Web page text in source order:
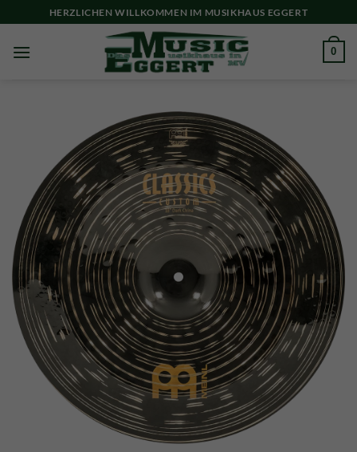
to
content
HERZLICHEN WILLKOMMEN IM MUSIKHAUS EGGERT
0